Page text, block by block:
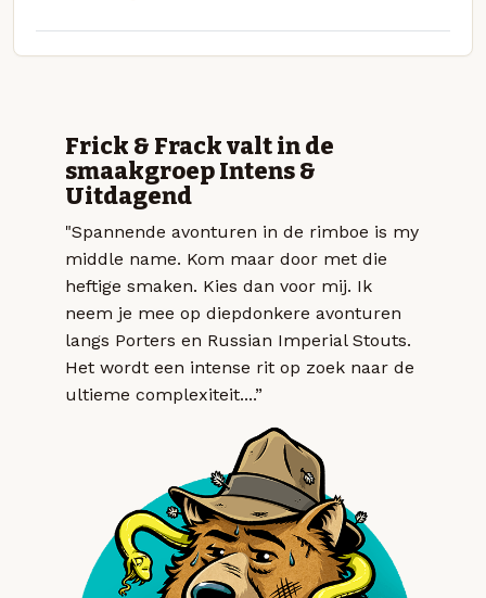
Frick & Frack valt in de
smaakgroep Intens &
Uitdagend
"Spannende avonturen in de rimboe is my
middle name. Kom maar door met die
heftige smaken. Kies dan voor mij. Ik
neem je mee op diepdonkere avonturen
langs Porters en Russian Imperial Stouts.
Het wordt een intense rit op zoek naar de
ultieme complexiteit....”